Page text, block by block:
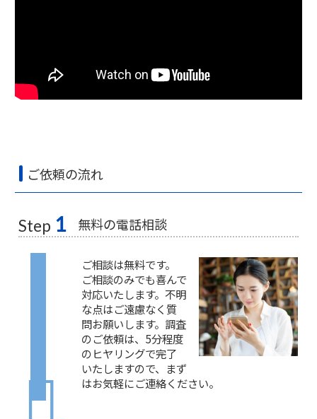
無料相談ダイヤル
0120-979-878
ご依頼の流れ
Step 1 無料の電話相談
ご相談は無料です。
ご相談のみでも喜んで
対応いたします。不明
な点はご遠慮なく質
問お願いします。調査
のご依頼は、5分程度
のヒヤリングで完了
いたしますので、まず
はお気軽にご連絡ください。